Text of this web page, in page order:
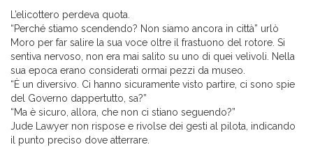
L’elicottero perdeva quota.
“Perché stiamo scendendo? Non siamo ancora in città” urlò
Moro per far salire la sua voce oltre il frastuono del rotore. Si
sentiva nervoso, non era mai salito su uno di quei velivoli. Nella
sua epoca erano considerati ormai pezzi da museo.
“È un diversivo. Ci hanno sicuramente visto partire, ci sono spie
del Governo dappertutto, sa?”
“Ma è sicuro, allora, che non ci stiano seguendo?”
Jude Lawyer non rispose e rivolse dei gesti al pilota, indicando
il punto preciso dove atterrare.